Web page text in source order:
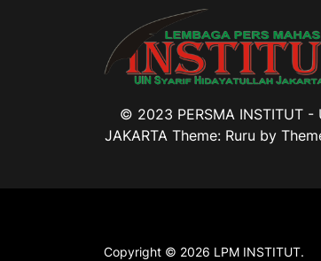
© 2023 PERSMA INSTITUT -
JAKARTA Theme: Ruru by
Copyright © 2026 LPM INSTITUT.